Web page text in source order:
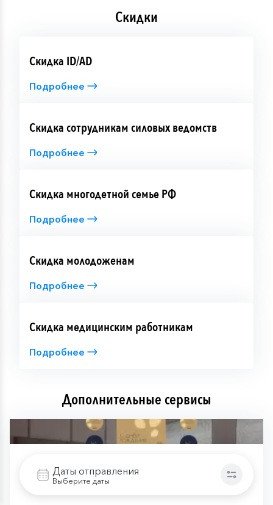
Даты отправления
Выберите даты
Скидки
Скидка ID/AD
Подробнее
Скидка сотрудникам силовых ведомств
Подробнее
Скидка многодетной семье РФ
Подробнее
Скидка молодоженам
Подробнее
Скидка медицинским работникам
Подробнее
Дополнительные сервисы